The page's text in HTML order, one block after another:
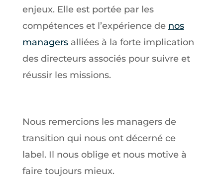
enjeux. Elle est portée par les
compétences et l’expérience de nos
managersalliées à la forte implication
des directeurs associés pour suivre et
réussir les missions.
Nous remercions les managers de
transition qui nous ont décerné ce
label. Il nous oblige et nous motive à
faire toujours mieux.